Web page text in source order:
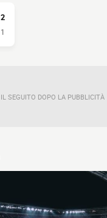
2
1
IL SEGUITO DOPO LA PUBBLICITÀ